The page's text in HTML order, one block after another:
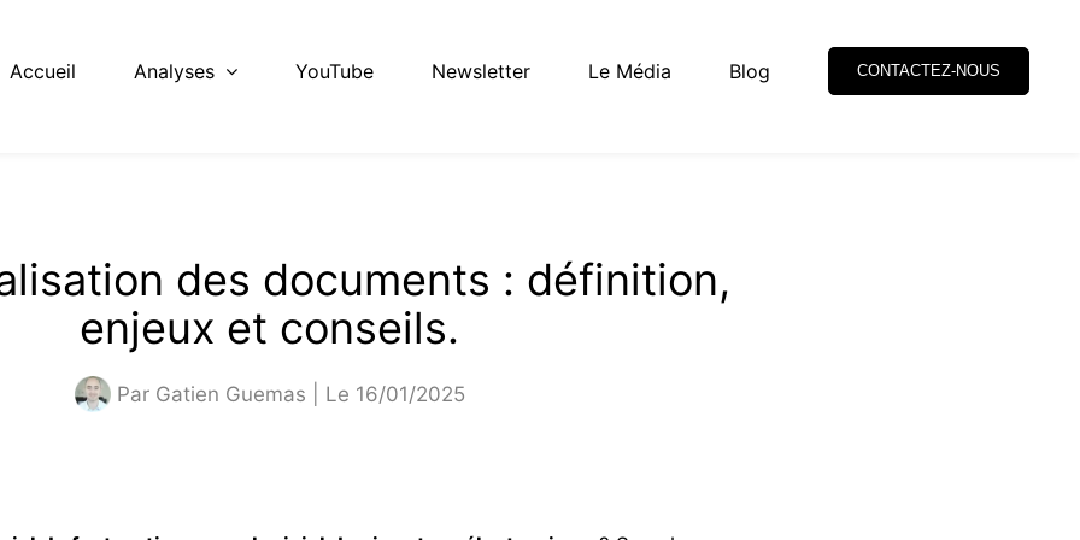
Accueil Analyses YouTube Newsletter Le Média Blog CONTACTEZ-NOUS
des documents : définition,
enjeux et conseils.
Par Gatien Guemas | Le 16/01/2025